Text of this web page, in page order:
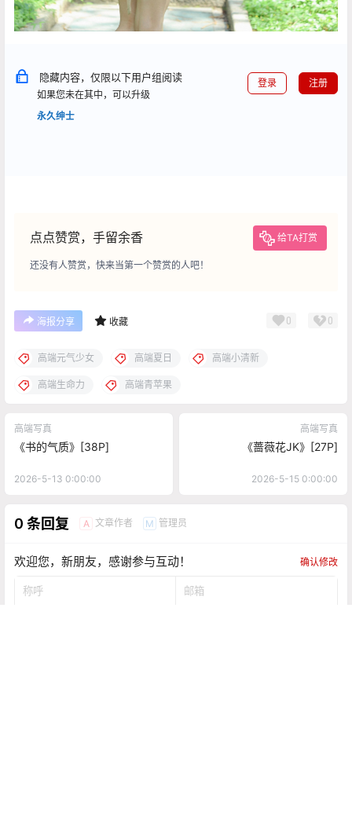
隐藏内容，仅限以下用户组阅读
如果您未在其中，可以升级
永久绅士
登录 注册
点点赞赏，手留余香 给TA打赏
还没有人赞赏，快来当第一个赞赏的人吧！
海报分享 收藏 0 0
高端元气少女 高端夏日 高端小清新
高端生命力 高端青苹果
高端写真
《书的气质》[38P]
2026-5-13 0:00:00
高端写真
《蔷薇花JK》[27P]
2026-5-15 0:00:00
0 条回复 A 文章作者 M 管理员
欢迎您，新朋友，感谢参与互动！ 确认修改